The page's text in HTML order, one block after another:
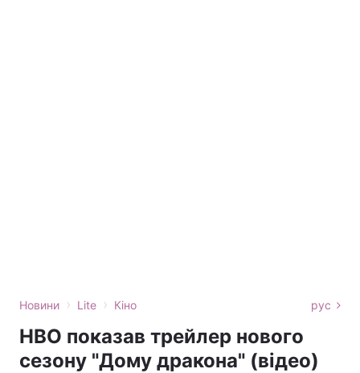
Новини › Lite › Кіно рус
HBO показав трейлер нового
сезону "Дому дракона" (відео)